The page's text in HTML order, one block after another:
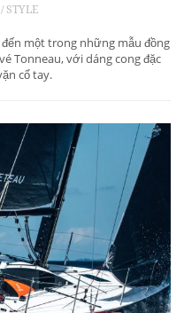
STYLE
một trong những mẫu đồng
Tonneau, với dáng cong đặc
cổ tay.